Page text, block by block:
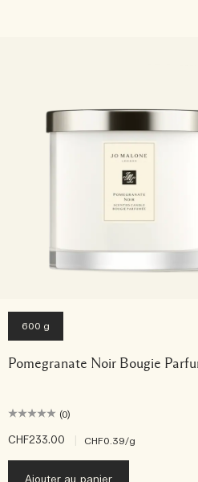
600 g
Pomegranate Noir Bougie
(0)
CHF233.00 CHF0.39/g